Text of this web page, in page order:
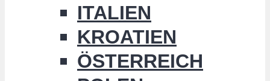
ITALIEN
KROATIEN
ÖSTERREICH